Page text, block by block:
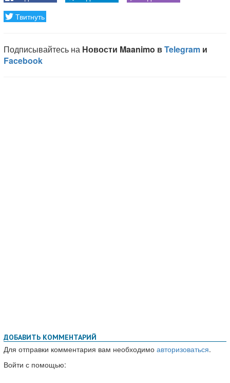
ДОБАВИТЬ КОММЕНТАРИЙ
Для отправки комментария вам необходимо авторизоваться.
Войти с помощью: